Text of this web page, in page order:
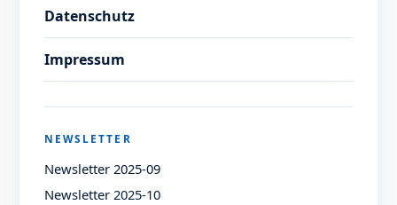
Datenschutz
Impressum
NEWSLETTER
Newsletter 2025-09
Newsletter 2025-10